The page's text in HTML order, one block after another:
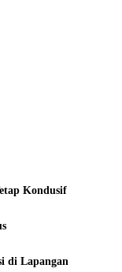
Kondusif
di Lapangan